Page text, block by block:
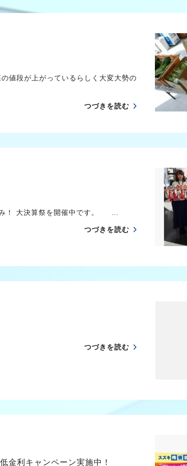
値段が上がっているらしく大変大勢の
つづきを読む
み！ 大決算祭を開催中です。 …
つづきを読む
つづきを読む
金利キャンペーン実施中！